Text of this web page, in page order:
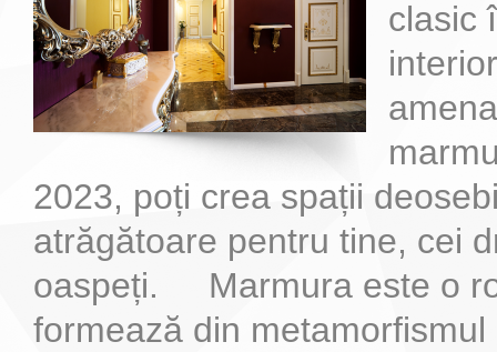
clasic
2023, poți crea spații
atrăgătoare pentru tine, cei
oaspeți. Marmura este o
formează din metamorfismul